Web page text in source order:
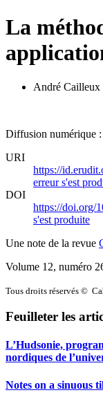
La
André Cailleux
Diffusion numérique
URI
https://
erreur s'est
DOI
https://doi.org/
s'est produite
Une note de la revue
Volume 12, numéro
Tous droits réservés ©
Feuilleter les
L’Hudsonie,
nordiques de
Notes on a sinuous